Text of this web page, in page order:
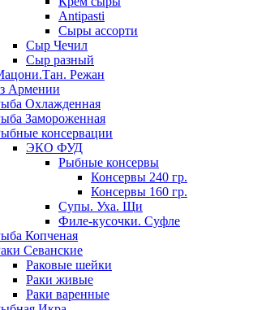
Antipasti
Сыры ассорти
Сыр Чечил
Сыр разный
Режан
Армении
Охлажденная
Замороженная
консервации
ЭКО ФУД
Рыбные консервы
Консервы 240 гр.
Консервы 160 гр.
Супы. Уха. Щи
Филе-кусочки. Суфле
Копченая
Севанские
Раковые шейки
Раки живые
Раки варенные